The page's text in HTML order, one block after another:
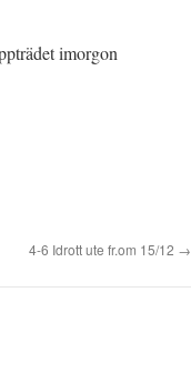
imorgon
4-6 Idrott ute fr.om 15/12 →